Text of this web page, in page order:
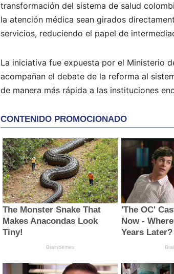
transformación del sistema de salud
la atención médica sean girados
servicios, reduciendo el papel de
La iniciativa fue expuesta por el Ministerio
acompañan el debate de la reforma al
de manera más rápida a las instituciones